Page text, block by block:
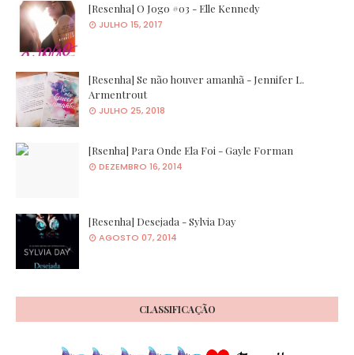
[Resenha] O Jogo #03 - Elle Kennedy
JULHO 15, 2017
[Resenha] Se não houver amanhã - Jennifer L.
Armentrout
JULHO 25, 2018
[Rsenha] Para Onde Ela Foi - Gayle Forman
DEZEMBRO 16, 2014
[Resenha] Desejada - Sylvia Day
AGOSTO 07, 2014
CLASSIFICAÇÃO